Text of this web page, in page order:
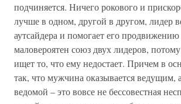
подчиняется. Ничего рокового и
лучше в одном, другой в другом, лидер
аутсайдера и помогает его
маловероятен союз двух лидеров,
ищет то, что ему недостает. Причем в
так, что мужчина оказывается ведущим,
ведомой – это вовсе не бессовестная